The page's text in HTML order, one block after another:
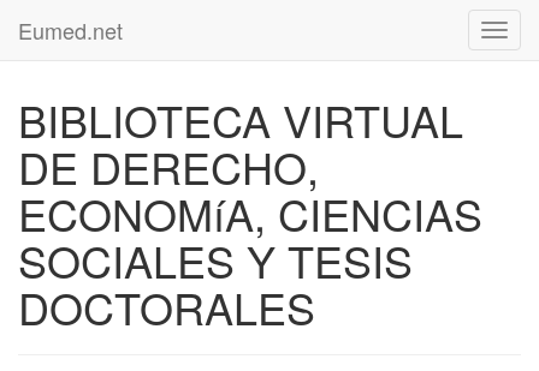
Eumed.net
BIBLIOTECA VIRTUAL
DE DERECHO,
ECONOMíA, CIENCIAS
SOCIALES Y TESIS
DOCTORALES